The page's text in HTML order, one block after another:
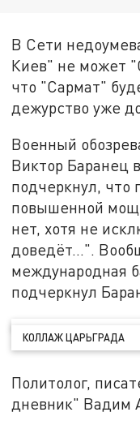
В Сети
Киев" не может
что "Сармат"
дежурство уже
Военный
Виктор Баранец
подчеркнул, что
повышенной
нет, хотя не
доведёт...".
международная
подчеркнул
КОЛЛАЖ ЦАРЬГРАДА
Политолог,
дневник" Вадим